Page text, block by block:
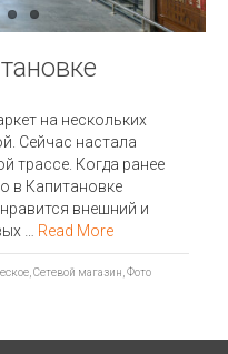
на нескольких
Сейчас настала
трассе. Когда ранее
в Капитановке
внешний и
… Read More
Сетевой магазин Фото